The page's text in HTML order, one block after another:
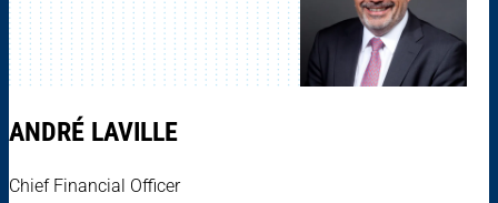
ANDRÉ LAVILLE
Chief Financial Officer